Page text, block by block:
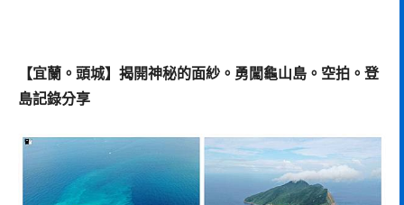
【宜蘭。頭城】揭開神秘的面紗。勇闖龜山島。空拍。登
島記錄分享